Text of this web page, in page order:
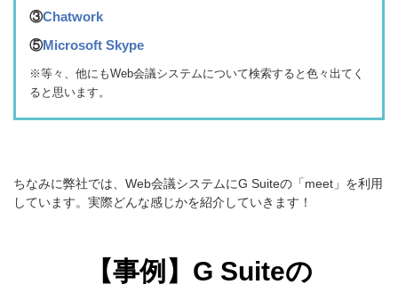
③Chatwork
⑤Microsoft Skype
※等々、他にもWeb会議システムについて検索すると色々出てく
ると思います。
ちなみに弊社では、Web会議システムにG Suiteの「meet」を利用
しています。実際どんな感じかを紹介していきます！
【事例】G Suiteの